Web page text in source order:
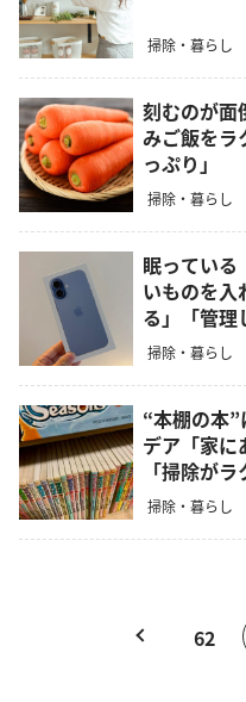
掃除・暮らし
刻むのが
みご飯をラ
っぷり」
掃除・暮らし
眠ってい
いものを入
る」「管理
掃除・暮らし
“本棚の本
デア「家に
「掃除がラ
掃除・暮らし
62